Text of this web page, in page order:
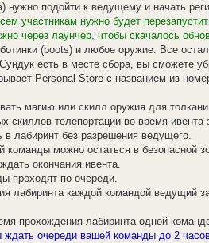
нужно подойти к ведущему и начать
участникам нужно будет
через лаунчер, чтобы скачалось
(boots) и любое оружие. Все
есть в месте сбора, вы сможете
Personal Store с названием из
магию или скилл оружия для
скиллов телепортации во время ивента
лабиринт без разрешения ведущего.
можно остаться в безопасной
окончания ивента.
проходят по очереди.
лабиринта каждой командой ведущий
прохождения лабиринта одной
ждать очереди вашей команды до 2